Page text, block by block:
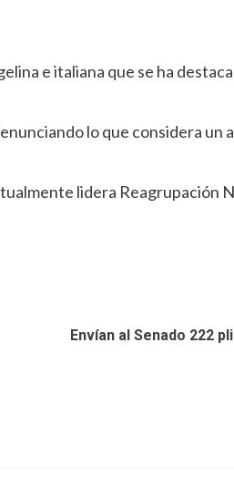
e italiana que se ha
lo que considera un
lidera Reagrupación
Envían al Senado 222